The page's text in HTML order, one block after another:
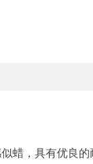
蜡，具有优良的